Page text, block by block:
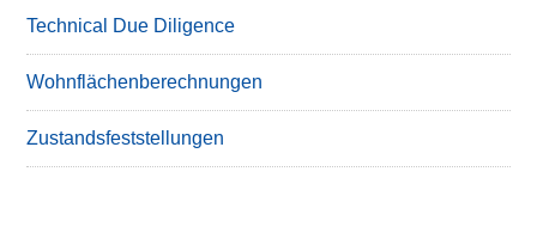
Technical Due Diligence
Wohnflächenberechnungen
Zustandsfeststellungen